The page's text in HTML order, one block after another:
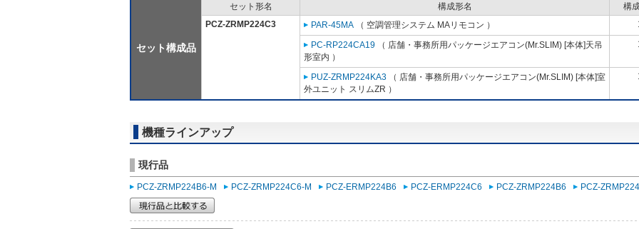
セット構成品
セット形名 構成形名
構
PCZ-ZRMP224C3
PAR-45MA （ 空調管理システム MAリモコン ）
PC-RP224CA19 （ 店舗・事務所用パッケージエアコン(Mr.SLIM) [本体]天吊
形室内 ）
PUZ-ZRMP224KA3 （ 店舗・事務所用パッケージエアコン(Mr.SLIM) [本体]室
外ユニット スリムZR ）
機種ラインアップ
現行品
PCZ-ZRMP224B6-M PCZ-ZRMP224C6-M PCZ-ERMP224B6 PCZ-ERMP224C6 PCZ-ZRMP224B6 PCZ-